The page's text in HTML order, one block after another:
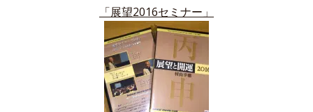
「展望2016セミナー」